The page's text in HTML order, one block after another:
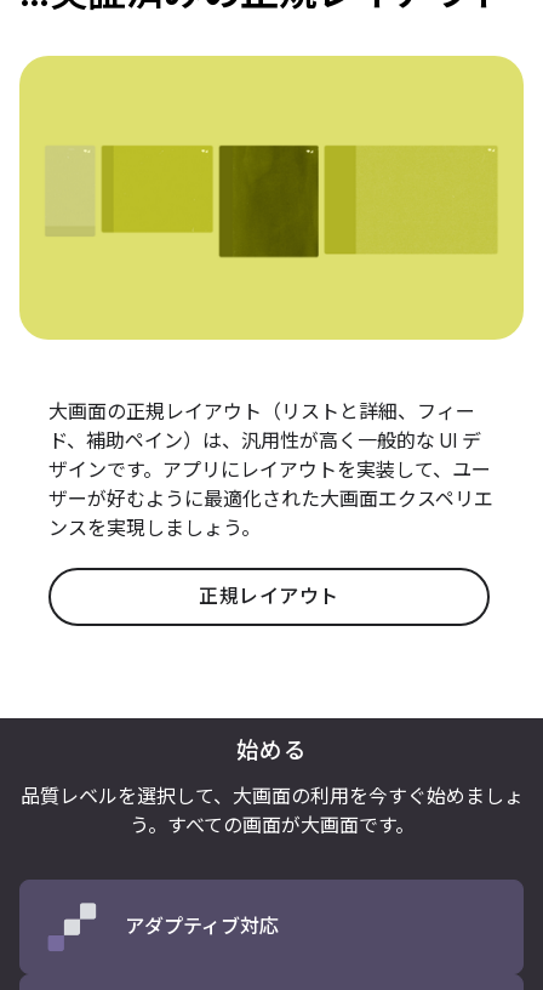
大画面の正規レイアウト（リストと詳細、フィー
ド、補助ペイン）は、汎用性が高く一般的な UI デ
ザインです。アプリにレイアウトを実装して、ユー
ザーが好むように最適化された大画面エクスペリエ
ンスを実現しましょう。
正規レイアウト
始める
品質レベルを選択して、大画面の利用を今すぐ始めましょ
う。すべて の画面が大画面です。
アダプティブ対応